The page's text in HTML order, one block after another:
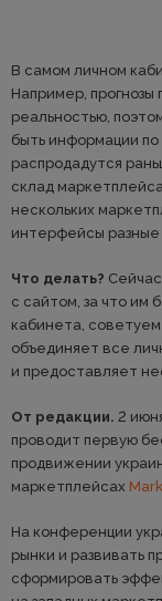
В самом личном
Например, прогнозы
реальностью,
быть информации
распродадутся
склад
нескольких
интерфейсы разные
Что делать?
с сайтом, за что им
кабинета,
объединяет все
и предоставляет
От редакции. 2
проводит первую
продвижении
маркетплейсах
На конференции
рынки и развивать
сформировать